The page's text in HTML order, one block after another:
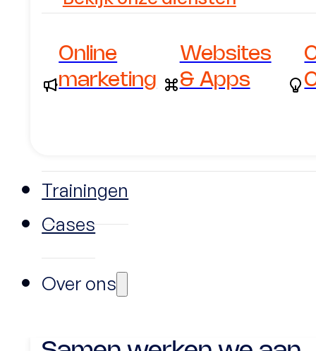
Online
marketing
Websites
& Apps
Trainingen
Cases
Over ons